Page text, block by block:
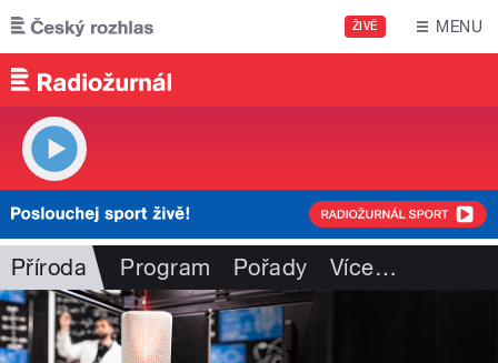
Přejít k hlavnímu obsahu
ŽIVĚ MENU
Příroda Program Pořady Více…